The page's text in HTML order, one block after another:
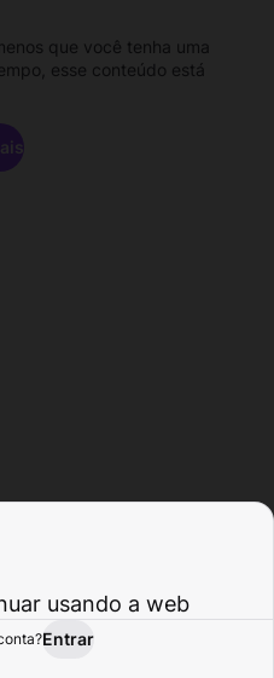
Atividade
que você tenha uma
esse conteúdo está
usando a web
Entrar